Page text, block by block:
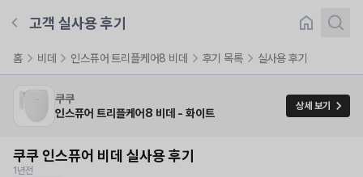
고객 실사용 후기
홈 비데 인스퓨어 트리플케어8 비데 후기 목록 실사용 후기
쿠쿠
인스퓨어 트리플케어8 비데 - 화이트
상세 보기
쿠쿠 인스퓨어 비데 실사용 후기
1년전